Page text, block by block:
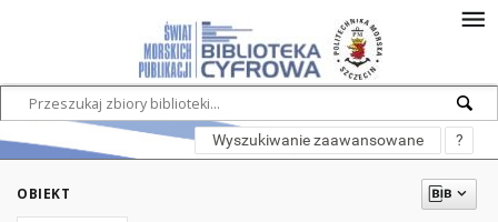
Wyszukiwanie zaawansowane ?
OBIEKT